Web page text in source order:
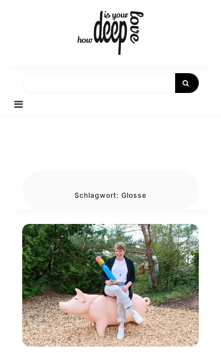
Schlagwort: Glosse